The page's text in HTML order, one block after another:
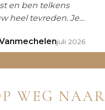
en ben telkens
heel tevreden. Je
krijgt een duidelijke
worden
tijd voor een fijne
juli 2026
WEG NAAR